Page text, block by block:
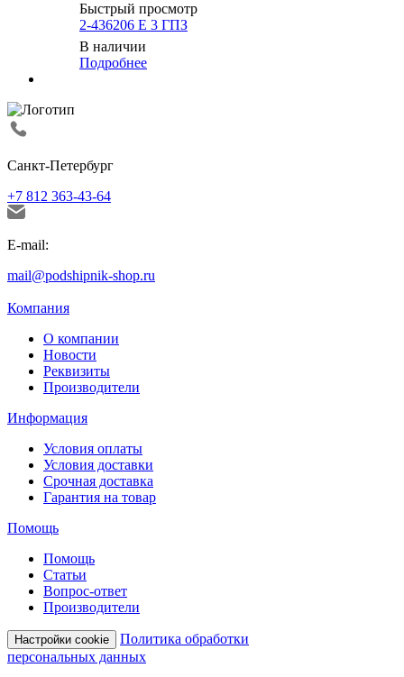
Быстрый просмотр
2-436206 Е 3 ГПЗ
В наличии
Подробнее
Санкт-Петербург
+7 812 363-43-64
E-mail:
mail@podshipnik-shop.ru
Компания
О компании
Новости
Реквизиты
Производители
Информация
Условия оплаты
Условия доставки
Срочная доставка
Гарантия на товар
Помощь
Помощь
Статьи
Вопрос-ответ
Производители
Настройки cookie
Политика обработки
персональных данных